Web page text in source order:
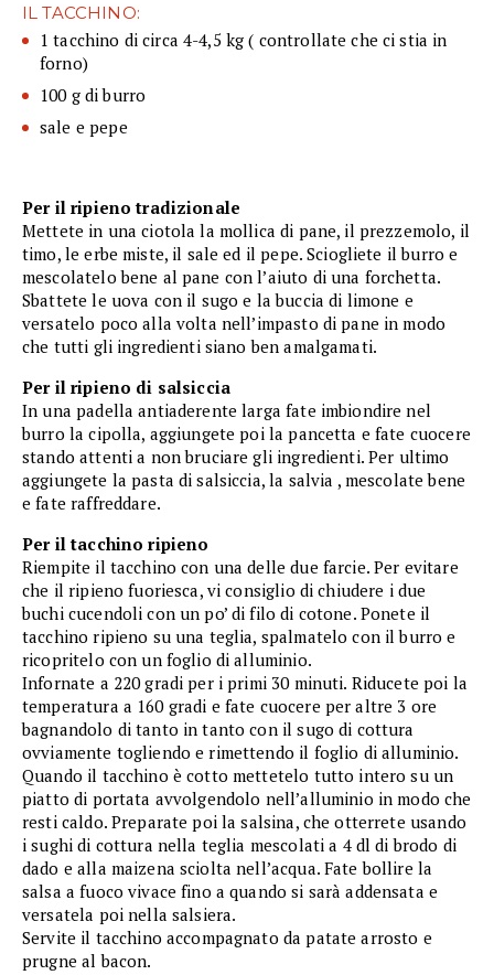
IL TACCHINO:
1 tacchino di circa 4-4,5 kg ( controllate che ci stia in
forno)
100 g di burro
sale e pepe
Per il ripieno tradizionale
Mettete in una ciotola la mollica di pane, il prezzemolo, il
timo, le erbe miste, il sale ed il pepe. Sciogliete il burro e
mescolatelo bene al pane con l’aiuto di una forchetta.
Sbattete le uova con il sugo e la buccia di limone e
versatelo poco alla volta nell’impasto di pane in modo
che tutti gli ingredienti siano ben amalgamati.
Per il ripieno di salsiccia
In una padella antiaderente larga fate imbiondire nel
burro la cipolla, aggiungete poi la pancetta e fate cuocere
stando attenti a non bruciare gli ingredienti. Per ultimo
aggiungete la pasta di salsiccia, la salvia , mescolate bene
e fate raffreddare.
Per il tacchino ripieno
Riempite il tacchino con una delle due farcie. Per evitare
che il ripieno fuoriesca, vi consiglio di chiudere i due
buchi cucendoli con un po’ di filo di cotone. Ponete il
tacchino ripieno su una teglia, spalmatelo con il burro e
ricopritelo con un foglio di alluminio.
Infornate a 220 gradi per i primi 30 minuti. Riducete poi la
temperatura a 160 gradi e fate cuocere per altre 3 ore
bagnandolo di tanto in tanto con il sugo di cottura
ovviamente togliendo e rimettendo il foglio di alluminio.
Quando il tacchino è cotto mettetelo tutto intero su un
piatto di portata avvolgendolo nell’alluminio in modo che
resti caldo. Preparate poi la salsina, che otterrete usando
i sughi di cottura nella teglia mescolati a 4 dl di brodo di
dado e alla maizena sciolta nell’acqua. Fate bollire la
salsa a fuoco vivace fino a quando si sarà addensata e
versatela poi nella salsiera.
Servite il tacchino accompagnato da patate arrosto e
prugne al bacon.